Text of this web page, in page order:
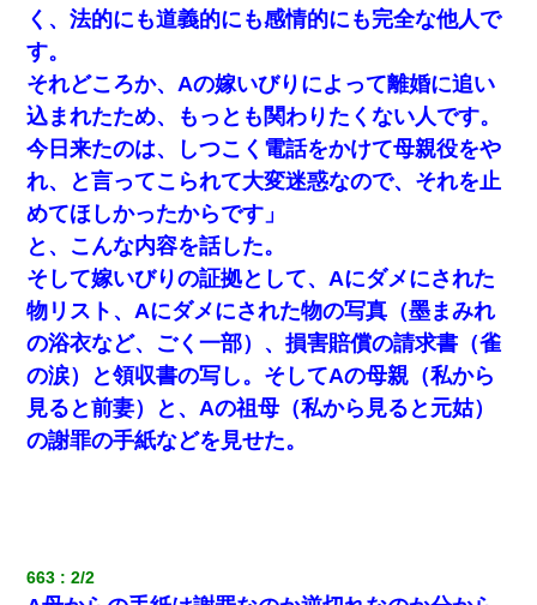
｢昨日はお兄ちゃんと一緒にお風呂に入っちゃった～｣とか毎日兄
の話をしていたA子が事故で亡くなった。→Ａ子のお母さんの話に
驚愕…
我が家のガレージに見知らぬ車。俺「もしもし、玄関にもシャッ
ターリモコンあるだろ？DOWNのボタン押してｗ」→ 待つこと１
時間弱・・・
宅飲みで女友達の乳を見てしまった・・・
最近うちの庭に知らない男の人がしょっちゅう入ってくる。それ
を職場で愚痴ったら、同僚男性が怒鳴りつけてきた。
ＤＮＡ検査『血縁関係０％』旦那「やっぱり托卵だったんだ…」
嫁「本当に身に覚えがない」「なにかの間違いだ！取り違え
だ！」→ 嫁「あっ」
く、法的にも道義的にも感情的にも完全な他人で
す。
それどころか、Aの嫁いびりによって離婚に追い
込まれたため、もっとも関わりたくない人です。
今日来たのは、しつこく電話をかけて母親役をや
れ、と言ってこられて大変迷惑なので、それを止
めてほしかったからです」
と、こんな内容を話した。
そして嫁いびりの証拠として、Aにダメにされた
物リスト、Aにダメにされた物の写真（墨まみれ
の浴衣など、ごく一部）、損害賠償の請求書（雀
の涙）と領収書の写し。そしてAの母親（私から
見ると前妻）と、Aの祖母（私から見ると元姑）
の謝罪の手紙などを見せた。
663 2/2